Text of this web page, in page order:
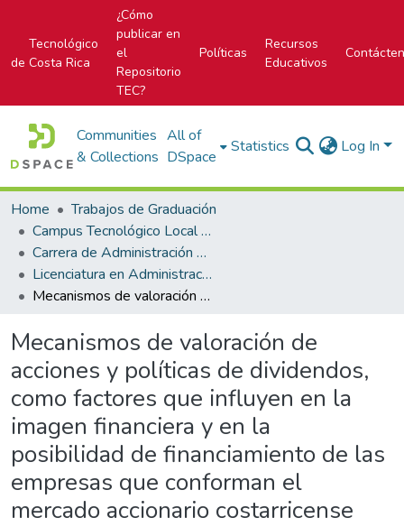
Tecnológico
de Costa Rica
¿Cómo
publicar en
el
Repositorio
TEC?
Políticas
Recursos
Educativos
Communities
& Collections
All of
DSpace
Statistics Log In
Home
Trabajos de Graduación
Campus Tecnológico Local San José
Carrera de Administración de Empresa
Licenciatura en Administración de Empresas
Mecanismos de valoración de acciones y políticas de dividendos, como factores que influyen en la imagen financiera y en la posibilidad de financiamiento de las empresas que conforman el mercado accionario costarricense
Mecanismos de valoración de
acciones y políticas de dividendos,
como factores que influyen en la
imagen financiera y en la
posibilidad de financiamiento de las
empresas que conforman el
mercado accionario costarricense